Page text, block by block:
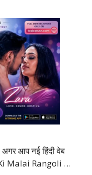
आप नई हिंदी वेब
Ki Malai Rangoli …